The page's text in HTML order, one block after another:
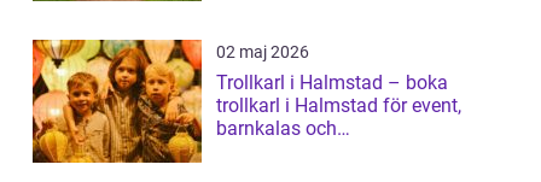
02 maj 2026
Trollkarl i Halmstad – boka
trollkarl i Halmstad för event,
barnkalas och